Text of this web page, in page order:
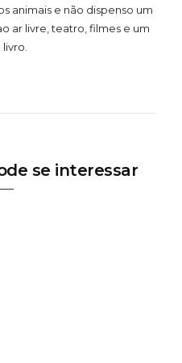
animais e não dispenso um
ar livre, teatro, filmes e um
se interessar